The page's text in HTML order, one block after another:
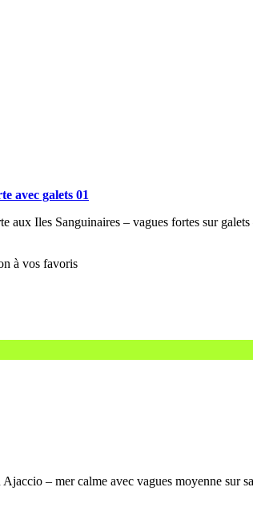
avec galets 01
aux Iles Sanguinaires – vagues fortes sur
– mer calme avec vagues moyenne sur